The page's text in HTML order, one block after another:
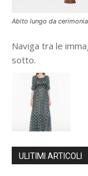
Abito lungo da
Naviga tra le
sotto.
ULITIMI ARTICOLI